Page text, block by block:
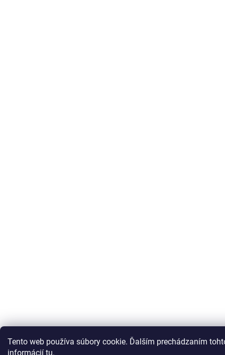
Tento web používa súbory cookie. Ďalším prechádzaním
informácií tu.